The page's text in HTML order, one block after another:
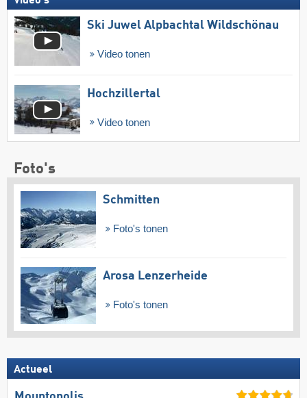
Ski Juwel Alpbachtal Wildschönau
Video tonen
Hochzillertal
Video tonen
Foto's
Schmitten
Foto's tonen
Arosa Lenzerheide
Foto's tonen
Actueel